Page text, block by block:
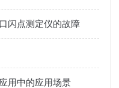
闪点测定仪的故障
用中的应用场景